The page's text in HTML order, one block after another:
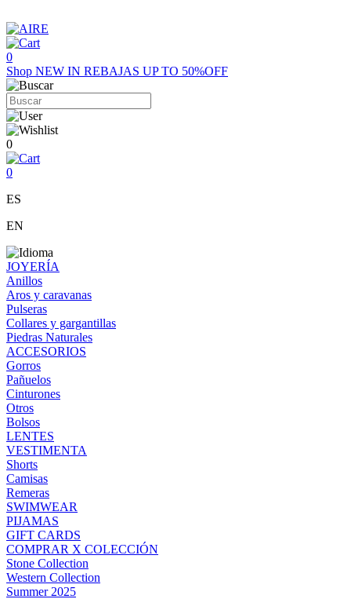
0
Shop NEW IN REBAJAS UP TO 50%OFF
0
0
ES
EN
JOYERÍA
Anillos
Aros y caravanas
Pulseras
Collares y gargantillas
Piedras Naturales
ACCESORIOS
Gorros
Pañuelos
Cinturones
Otros
Bolsos
LENTES
VESTIMENTA
Shorts
Camisas
Remeras
SWIMWEAR
PIJAMAS
GIFT CARDS
COMPRAR X COLECCIÓN
Stone Collection
Western Collection
Summer 2025